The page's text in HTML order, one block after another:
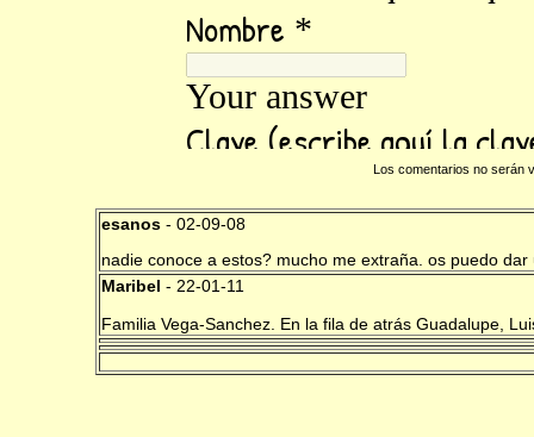
Los comentarios no serán
esanos - 02-09-08
nadie conoce a estos? mucho me extraña. os puedo
Maribel - 22-01-11
Familia Vega-Sanchez. En la fila de atrás Guadalupe,